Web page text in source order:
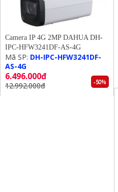
Camera IP 4G 2MP DAHUA DH-
IPC-HFW3241DF-AS-4G
Mã SP: DH-IPC-HFW3241DF-
AS-4G
6.496.000đ
12.992.000đ -50%